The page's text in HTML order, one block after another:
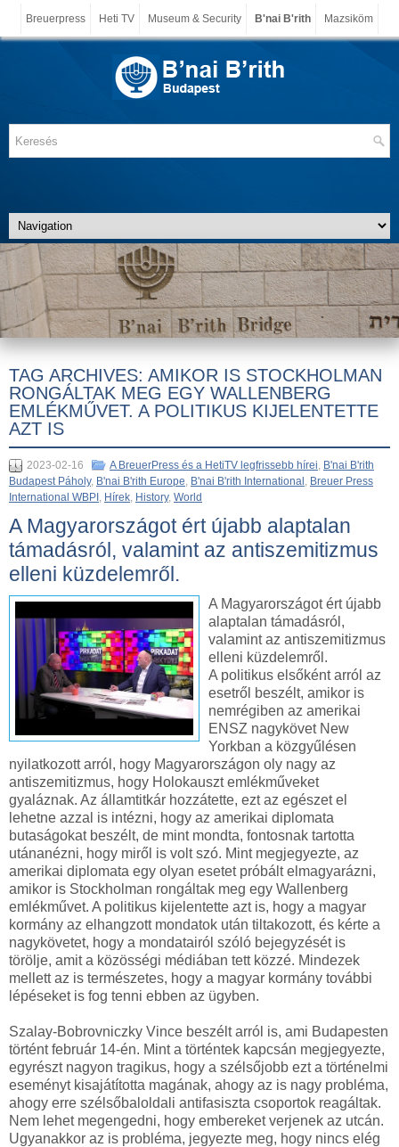
Breuerpress Heti TV Museum & Security B'nai B'rith Mazsiköm
TAG ARCHIVES: AMIKOR IS STOCKHOLMAN
RONGÁLTAK MEG EGY WALLENBERG
EMLÉKMŰVET. A POLITIKUS KIJELENTETTE
AZT IS
2023-02-16 A BreuerPress és a HetiTV legfrissebb hírei, B'nai B'rith
Budapest Páholy, B'nai B'rith Europe, B'nai B'rith International , Breuer Press
International WBPI , Hírek, History, World
A Magyarországot ért újabb alaptalan
támadásról, valamint az antiszemitizmus
elleni küzdelemről.
A Magyarországot ért újabb
alaptalan támadásról,
valamint az antiszemitizmus
elleni küzdelemről.
A politikus elsőként arról az
esetről beszélt, amikor is
nemrégiben az amerikai
ENSZ nagykövet New
Yorkban a közgyűlésen
nyilatkozott arról, hogy Magyarországon oly nagy az
antiszemitizmus, hogy Holokauszt emlékműveket
gyaláznak. Az államtitkár hozzátette, ezt az egészet el
lehetne azzal is intézni, hogy az amerikai diplomata
butaságokat beszélt, de mint mondta, fontosnak tartotta
utánanézni, hogy miről is volt szó. Mint megjegyezte, az
amerikai diplomata egy olyan esetet próbált elmagyarázni,
amikor is Stockholman rongáltak meg egy Wallenberg
emlékművet. A politikus kijelentette azt is, hogy a magyar
kormány az elhangzott mondatok után tiltakozott, és kérte a
nagykövetet, hogy a mondatairól szóló bejegyzését is
törölje, amit a közösségi médiában tett közzé. Mindezek
mellett az is természetes, hogy a magyar kormány további
lépéseket is fog tenni ebben az ügyben.
Szalay-Bobrovniczky Vince beszélt arról is, ami Budapesten
történt február 14-én. Mint a történtek kapcsán megjegyezte,
egyrészt nagyon tragikus, hogy a szélsőjobb ezt a történelmi
eseményt kisajátította magának, ahogy az is nagy probléma,
ahogy erre szélsőbaloldali antifasiszta csoportok reagáltak.
Nem lehet megengedni, hogy embereket verjenek az utcán.
Ugyanakkor az is probléma, jegyezte meg, hogy nincs elég